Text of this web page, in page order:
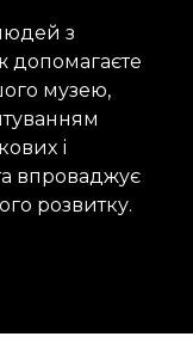
з
допомагаєте
музею,
і
впроваджує
розвитку.